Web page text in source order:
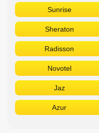
Sunrise
Sheraton
Radisson
Novotel
Jaz
Azur